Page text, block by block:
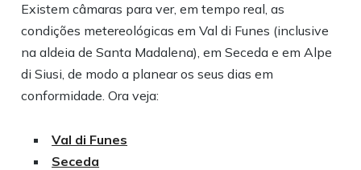
Existem câmaras para ver, em tempo real, as
condições metereológicas em Val di Funes (inclusive
na aldeia de Santa Madalena), em Seceda e em Alpe
di Siusi, de modo a planear os seus dias em
conformidade. Ora veja:
Val di Funes
Seceda